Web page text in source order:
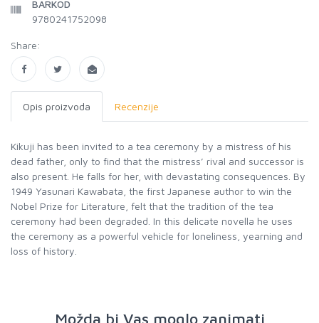
BARKOD
9780241752098
Share:
Opis proizvoda Recenzije
Kikuji has been invited to a tea ceremony by a mistress of his
dead father, only to find that the mistress’ rival and successor is
also present. He falls for her, with devastating consequences. By
1949 Yasunari Kawabata, the first Japanese author to win the
Nobel Prize for Literature, felt that the tradition of the tea
ceremony had been degraded. In this delicate novella he uses
the ceremony as a powerful vehicle for loneliness, yearning and
loss of history.
Možda bi Vas moglo zanimati